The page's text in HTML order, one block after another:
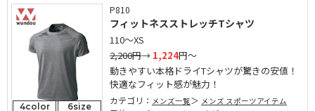
4color 6size
P810
フィットネスストレッチTシャツ
110～XS
2,200円→ 1,224円～
動きやすい本格ドライTシャツが驚きの安値！
快適なフィット感が魅力！
カテゴリ： メンズ一覧 メンズ スポーツアイテム